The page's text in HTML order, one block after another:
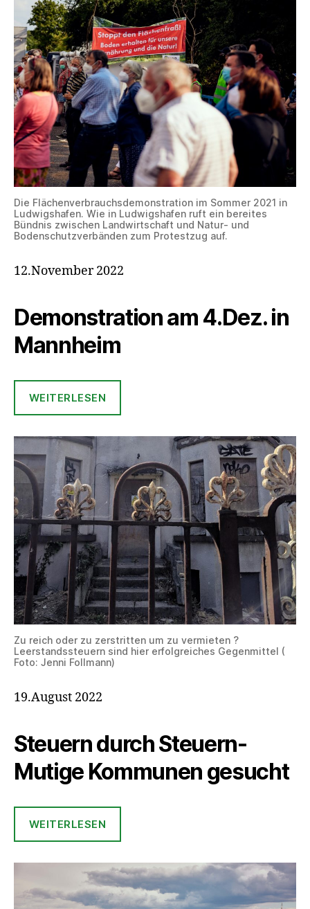
Die Flächenverbrauchsdemonstration im Sommer 2021 in
Ludwigshafen. Wie in Ludwigshafen ruft ein bereites
Bündnis zwischen Landwirtschaft und Natur- und
Bodenschutzverbänden zum Protestzug auf.
12.November 2022
Demonstration am 4.Dez. in
Mannheim
WEITERLESEN
Zu reich oder zu zerstritten um zu vermieten ?
Leerstandssteuern sind hier erfolgreiches Gegenmittel (
Foto: Jenni Follmann)
19.August 2022
Steuern durch Steuern-
Mutige Kommunen gesucht
WEITERLESEN